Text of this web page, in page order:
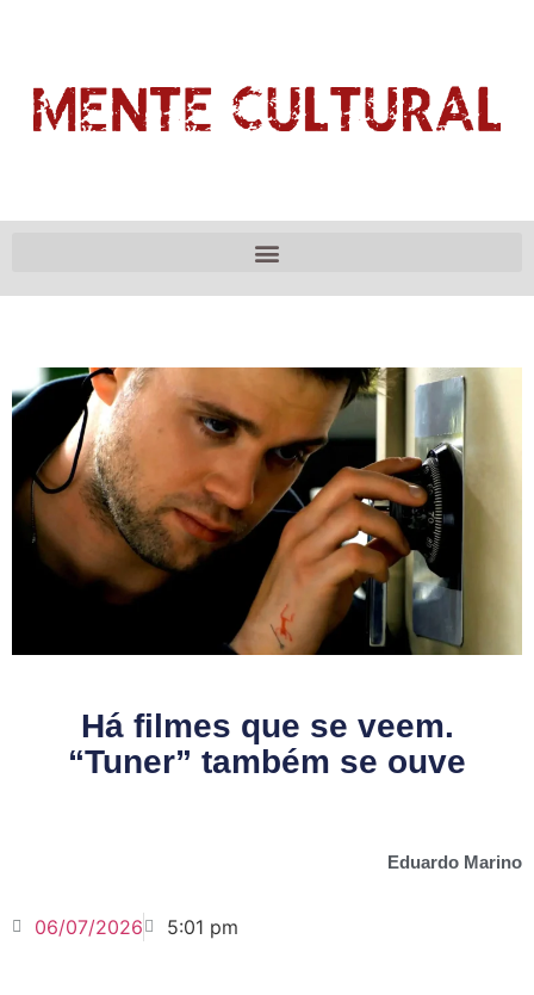
Há filmes que se veem.
“Tuner” também se ouve
Eduardo Marino
06/07/2026 5:01 pm